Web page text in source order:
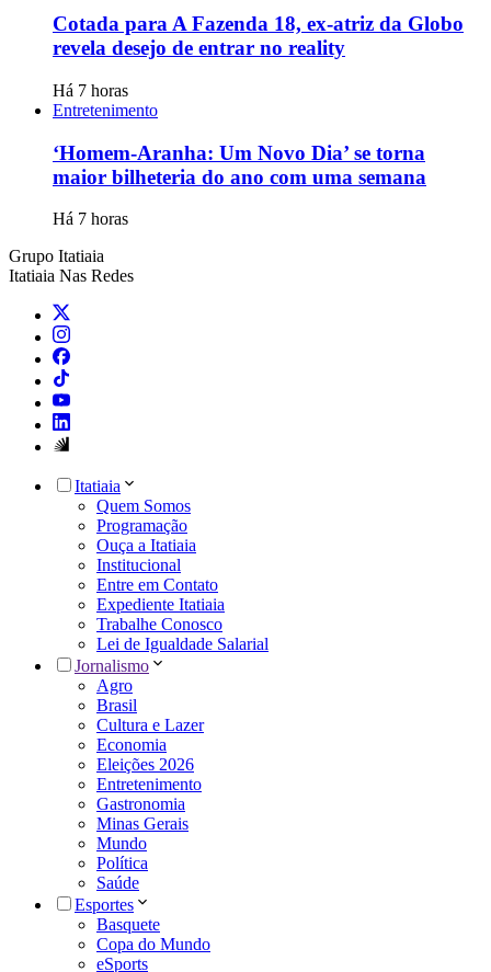
Cotada para A Fazenda 18, ex-atriz da Globo
revela desejo de entrar no reality
Há 7 horas
Entretenimento
‘Homem-Aranha: Um Novo Dia’ se torna
maior bilheteria do ano com uma semana
Há 7 horas
Grupo Itatiaia
Itatiaia Nas Redes
Itatiaia
Quem Somos
Programação
Ouça a Itatiaia
Institucional
Entre em Contato
Expediente Itatiaia
Trabalhe Conosco
Lei de Igualdade Salarial
Jornalismo
Agro
Brasil
Cultura e Lazer
Economia
Eleições 2026
Entretenimento
Gastronomia
Minas Gerais
Mundo
Política
Saúde
Esportes
Basquete
Copa do Mundo
eSports